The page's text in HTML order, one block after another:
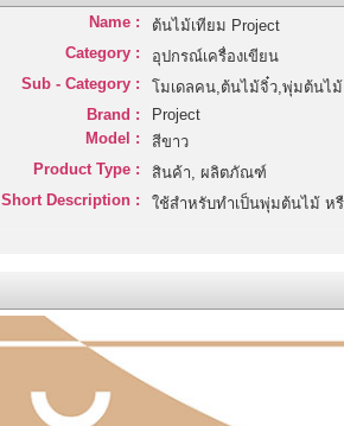
Name :
ต้นไม้เทียม Project
Category :
อุปกรณ์เครื่องเขียน
Sub - Category :
โมเดลคน,ต้นไม้จิ๋ว,พุ่มต้นไ
Brand :
Project
Model :
สีขาว
Product Type :
สินค้า, ผลิตภัณฑ์
Short Description :
ใช้สำหรับทำเป็นพุ่มต้นไม้ ห